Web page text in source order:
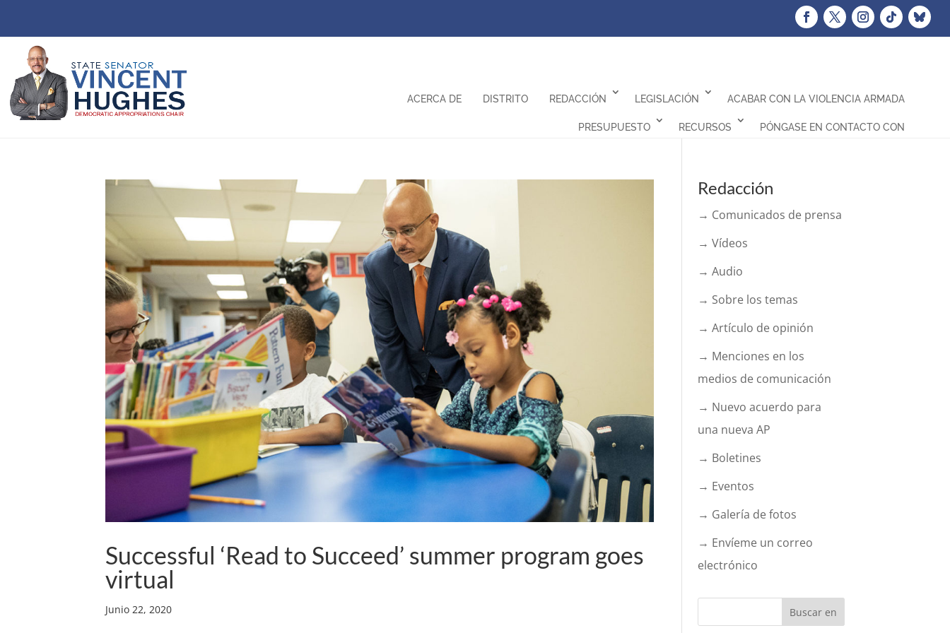
ACERCA DE DISTRITO REDACCIÓN LEGISLACIÓN ACABAR CON LA VIOLENCIA ARMADA
PRESUPUESTO RECURSOS PÓNGASE EN CONTACTO CON
Successful ‘Read to Succeed’ summer program goes
virtual
Junio 22, 2020
Redacción
→ Comunicados de prensa
→ Vídeos
→ Audio
→ Sobre los temas
→ Artículo de opinión
→ Menciones en los
medios de comunicación
→ Nuevo acuerdo para
una nueva AP
→ Boletines
→ Eventos
→ Galería de fotos
→ Envíeme un correo
electrónico